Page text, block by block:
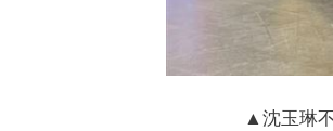
▲沈玉琳